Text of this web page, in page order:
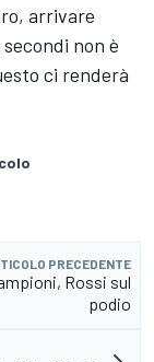
arrivare
non è
ci renderà
PRECEDENTE
Rossi sul
podio